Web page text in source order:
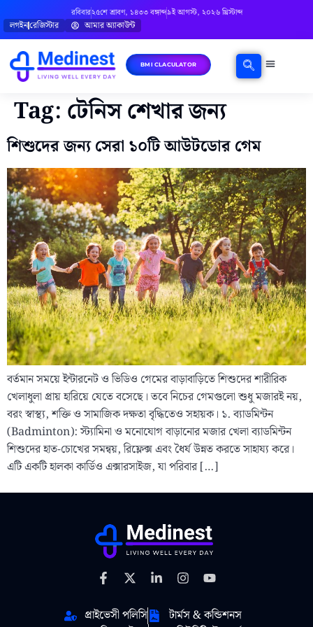
রবিবার২৫শে শ্রাবণ, ১৪৩৩ বঙ্গাব্দ৯ই আগস্ট, ২০২৬ খ্রিস্টাব্দ
লগইনরেজিস্টার আমার অ্যাকাউন্ট
BMI CLACULATOR
Tag: টেনিস শেখার জন্য
শিশুদের জন্য সেরা ১০টি আউটডোর গেম
বর্তমান সময়ে ইন্টারনেট ও ভিডিও গেমের বাড়াবাড়িতে শিশুদের শারীরিক
খেলাধুলা প্রায় হারিয়ে যেতে বসেছে। তবে নিচের গেমগুলো শুধু মজারই নয়,
বরং স্বাস্থ্য, শক্তি ও সামাজিক দক্ষতা বৃদ্ধিতেও সহায়ক। ১. ব্যাডমিন্টন
(Badminton): স্ট্যামিনা ও মনোযোগ বাড়ানোর মজার খেলা ব্যাডমিন্টন
শিশুদের হাত-চোখের সমন্বয়, রিফ্লেক্স এবং ধৈর্য উন্নত করতে সাহায্য করে।
এটি একটি হালকা কার্ডিও এক্সারসাইজ, যা পরিবার […]
প্রাইভেসী পলিসি
টার্মস & কন্ডিশনস